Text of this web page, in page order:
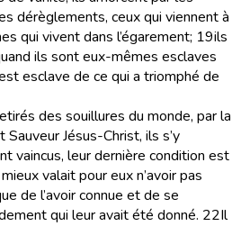
dérèglements, ceux qui viennent à
qui vivent dans l’égarement; 19ils
ils sont eux-mêmes esclaves
esclave de ce qui a triomphé de
des souillures du monde, par la
Jésus-Christ, ils s’y
vaincus, leur dernière condition est
valait pour eux n’avoir pas
de l’avoir connue et de se
qui leur avait été donné. 22Il